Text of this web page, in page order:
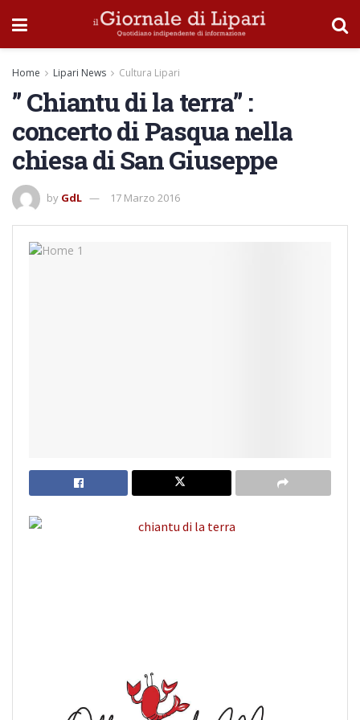
Home Lipari News Cultura Lipari
” Chiantu di la terra” :
concerto di Pasqua nella
chiesa di San Giuseppe
by GdL 17 Marzo 2016